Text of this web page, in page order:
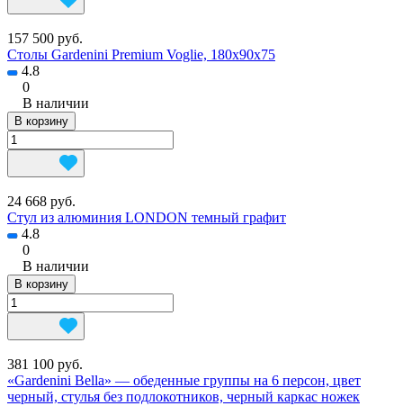
157 500 руб.
Столы Gardenini Premium Voglie, 180х90х75
4.8
0
В наличии
В корзину
24 668 руб.
Стул из алюминия LONDON темный графит
4.8
0
В наличии
В корзину
381 100 руб.
«Gardenini Bella» — обеденные группы на 6 персон, цвет
черный, стулья без подлокотников, черный каркас ножек